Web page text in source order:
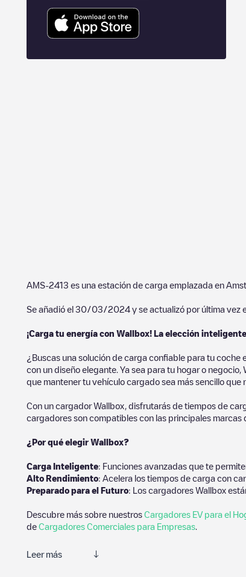
AMS-2413 es una estación de carga emplazada en
Se añadió el 30/03/2024 y se actualizó por última vez
¡Carga tu energía con Wallbox! La elección
¿Buscas una solución de carga confiable para tu
con un diseño elegante. Ya sea para tu hogar o
que mantener tu vehículo cargado sea más sencillo que
Con un cargador Wallbox, disfrutarás de tiempos de
cargadores son compatibles con las principales
¿Por qué elegir Wallbox?
Carga Inteligente: Funciones avanzadas que te
Alto Rendimiento: Acelera los tiempos de carga con
Preparado para el Futuro: Los cargadores Wallbox
Descubre más sobre nuestros Cargadores EV para el
de Cargadores Comerciales para Empresas
Leer más